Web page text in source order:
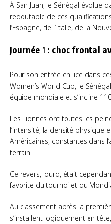
À San Juan, le Sénégal évolue
redoutable de ces
l’Espagne, de l’Italie, de la
Journée 1 : choc frontal
Pour son entrée en lice dans
Women’s World Cup, le
équipe mondiale et s’incline
Les Lionnes ont toutes les
l’intensité, la densité physique
Américaines, constantes dans
terrain.
Ce revers, lourd, était
favorite du tournoi et du
Au classement après la
s’installent logiquement en